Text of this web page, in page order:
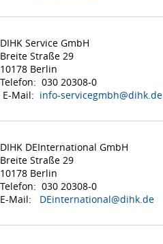
DIHK Service GmbH
Breite Straße 29
10178 Berlin
Telefon: 030 20308-0
E-Mail: info-servicegmbh@dihk.de
DIHK DEInternational GmbH
Breite Straße 29
10178 Berlin
Telefon: 030 20308-0
E-Mail: DEinternational@dihk.de